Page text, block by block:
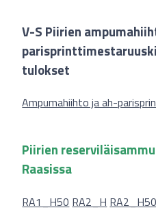
V-S Piirien
tulokset
Ampumahiihto ja ah-
Piirien
Raasissa
RA1_H50 RA2_H RA2_H50